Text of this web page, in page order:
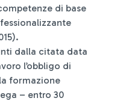
di base
dalla citata data
l’obbligo di
formazione
– entro 30